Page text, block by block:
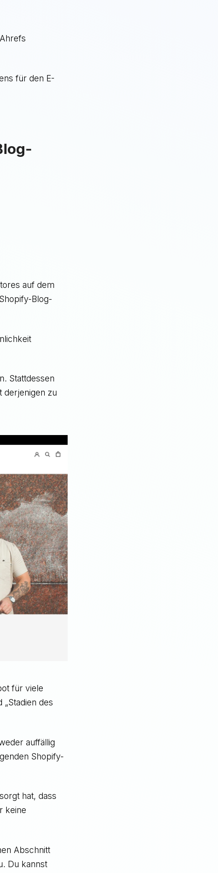
für den E-
auf dem
Blog-
Stattdessen
derjenigen zu
für viele
des
auffällig
Shopify-
hat, dass
keine
Abschnitt
Du kannst